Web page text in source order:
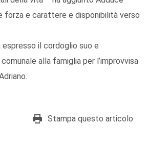
forza e carattere e disponibilità verso
espresso il cordoglio suo e
alla famiglia per l’improvvisa
Stampa questo articolo